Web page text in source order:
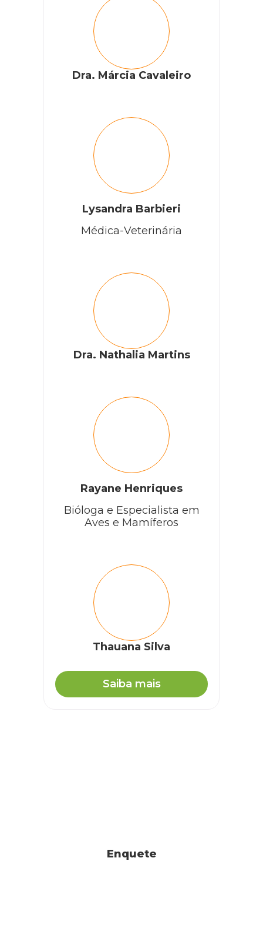
Dra. Márcia Cavaleiro
Lysandra Barbieri
Médica-Veterinária
Dra. Nathalia Martins
Rayane Henriques
Bióloga e Especialista em
Aves e Mamíferos
Thauana Silva
Saiba mais
Enquete